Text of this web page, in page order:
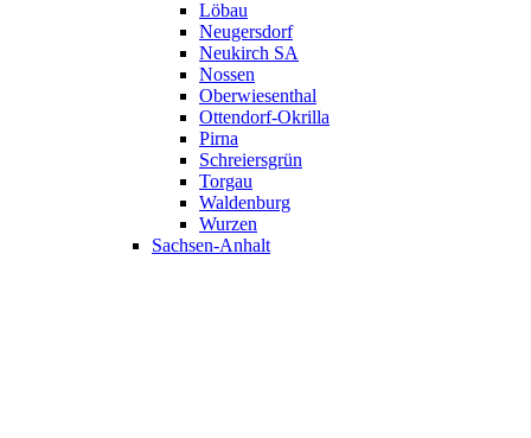
Löbau
Neugersdorf
Neukirch SA
Nossen
Oberwiesenthal
Ottendorf-Okrilla
Pirna
Schreiersgrün
Torgau
Waldenburg
Wurzen
Sachsen-Anhalt